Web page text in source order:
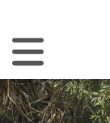
Navigation